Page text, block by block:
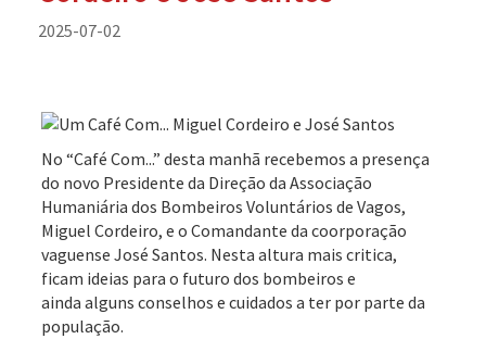
2025-07-02
No “Café Com...” desta manhã recebemos a presença
do novo Presidente da Direção da Associação
Humaniária dos Bombeiros Voluntários de Vagos,
Miguel Cordeiro, e o Comandante da coorporação
vaguense José Santos. Nesta altura mais critica,
ficam ideias para o futuro dos bombeiros e
ainda alguns conselhos e cuidados a ter por parte da
população.